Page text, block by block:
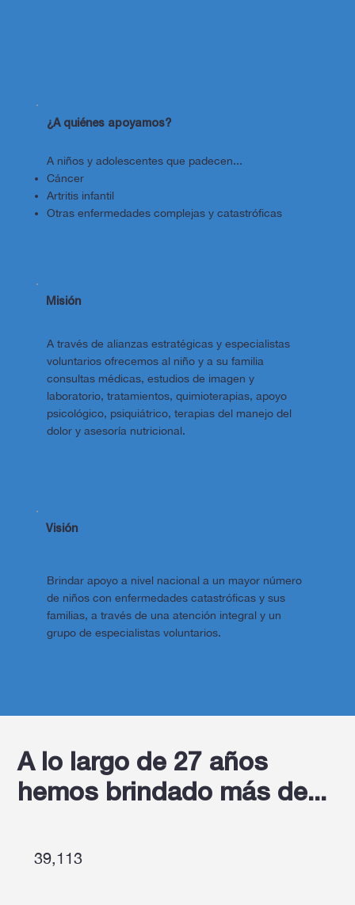
¿A quiénes apoyamos?
A niños y adolescentes que padecen...
Cáncer
Artritis infantil
Otras enfermedades complejas y catastróficas
Misión
A través de alianzas estratégicas y especialistas
voluntarios ofrecemos al niño y a su familia
consultas médicas, estudios de imagen y
laboratorio, tratamientos, quimioterapias, apoyo
psicológico, psiquiátrico, terapias del manejo del
dolor y asesoría nutricional.
Visión
Brindar apoyo a nivel nacional a un mayor número
de niños con enfermedades catastróficas y sus
familias, a través de una atención integral y un
grupo de especialistas voluntarios.
A lo largo de 27 años
hemos brindado más de...
39,113